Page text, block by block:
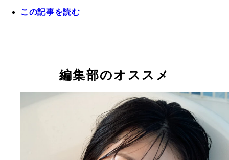
相楽伊織
この記事を読む
編集部のオススメ